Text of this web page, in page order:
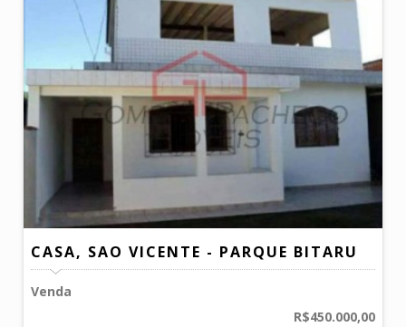
CASA, SAO VICENTE - PARQUE BITARU
Venda
R$450.000,00